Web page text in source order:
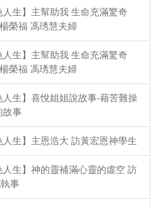
生】主幫助我 生命充滿驚奇
榮福 馮琇慧夫婦
生】主幫助我 生命充滿驚奇
榮福 馮琇慧夫婦
生】喜悅姐姐說故事-藉苦難操
故事
生】主恩浩大 訪黃宏恩神學生
生】神的靈補滿心靈的虛空 訪
事